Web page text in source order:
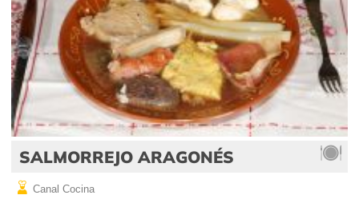
SALMORREJO ARAGONÉS
Canal Cocina